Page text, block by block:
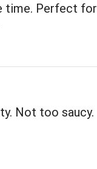
time. Perfect for
Not too saucy.